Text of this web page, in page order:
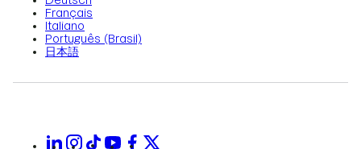
Français
Italiano
Português (Brasil)
日本語